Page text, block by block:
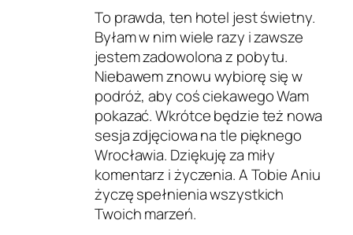
To prawda, ten hotel jest świetny.
Byłam w nim wiele razy i zawsze
jestem zadowolona z pobytu.
Niebawem znowu wybiorę się w
podróż, aby coś ciekawego Wam
pokazać. Wkrótce będzie też nowa
sesja zdjęciowa na tle pięknego
Wrocławia. Dziękuję za miły
komentarz i życzenia. A Tobie Aniu
życzę spełnienia wszystkich
Twoich marzeń.